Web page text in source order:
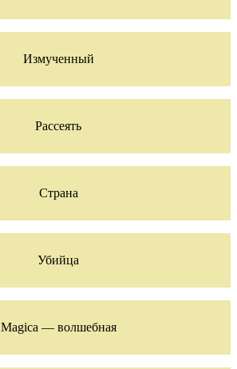
Измученный
Рассеять
Страна
Убийца
Magica — волшебная